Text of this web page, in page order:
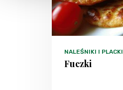
NALEŚNIKI I PLACKI
Fuczki